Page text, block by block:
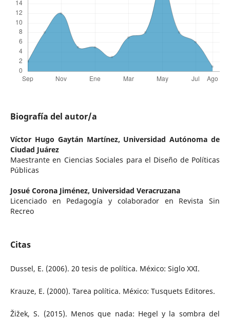
Biografía del autor/a
Víctor Hugo Gaytán Martínez, Universidad Autónoma de
Ciudad Juárez
Maestrante en Ciencias Sociales para el Diseño de Políticas
Públicas
Josué Corona Jiménez, Universidad Veracruzana
Licenciado en Pedagogía y colaborador en Revista Sin
Recreo
Citas
Dussel, E. (2006). 20 tesis de política. México: Siglo XXI.
Krauze, E. (2000). Tarea política. México: Tusquets Editores.
Žižek, S. (2015). Menos que nada: Hegel y la sombra del